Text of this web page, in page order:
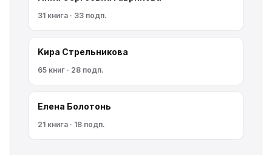
31 книга · 33 подп.
Kирa Cтрeльникoва
65 книг · 28 подп.
Елена Болотонь
21 книга · 18 подп.